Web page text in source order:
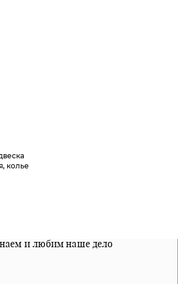
колье
и любим наше дело
материалы гипоалергенны
перед покупкой